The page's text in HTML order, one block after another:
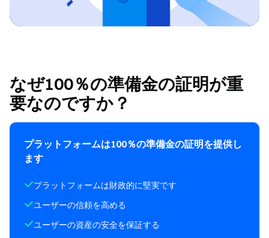
なぜ100％の準備金の証明が重
要なのですか？
プラットフォームは100％の準備金の証明を提供し
ます
プラットフォームは財政的に堅実です
ユーザーの信頼を高める
ユーザーの資産の安全を保証する